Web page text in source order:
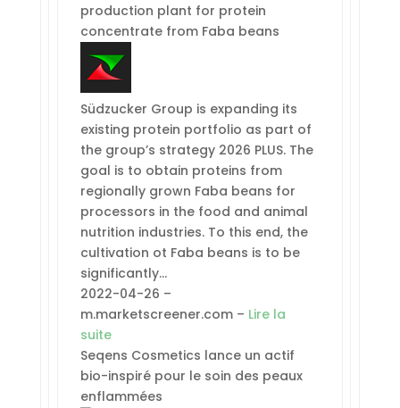
production plant for protein
concentrate from Faba beans
Südzucker Group is expanding its
existing protein portfolio as part of
the group’s strategy 2026 PLUS. The
goal is to obtain proteins from
regionally grown Faba beans for
processors in the food and animal
nutrition industries. To this end, the
cultivation ot Faba beans is to be
significantly…
2022-04-26 –
m.marketscreener.com – Lire la
suite
Seqens Cosmetics lance un actif
bio-inspiré pour le soin des peaux
enflammées